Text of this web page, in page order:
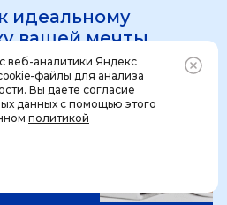
+7 (499) 444-31-53
веб-аналитики Яндекс
файлы для анализа
Вы даете согласие
данных с помощью этого
политикой
идеальному
вашей мечты